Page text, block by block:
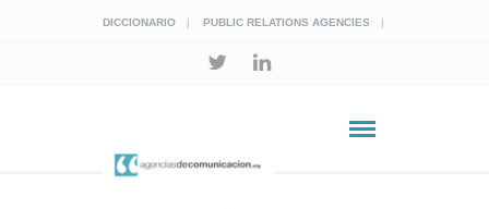
DICCIONARIO PUBLIC RELATIONS AGENCIES